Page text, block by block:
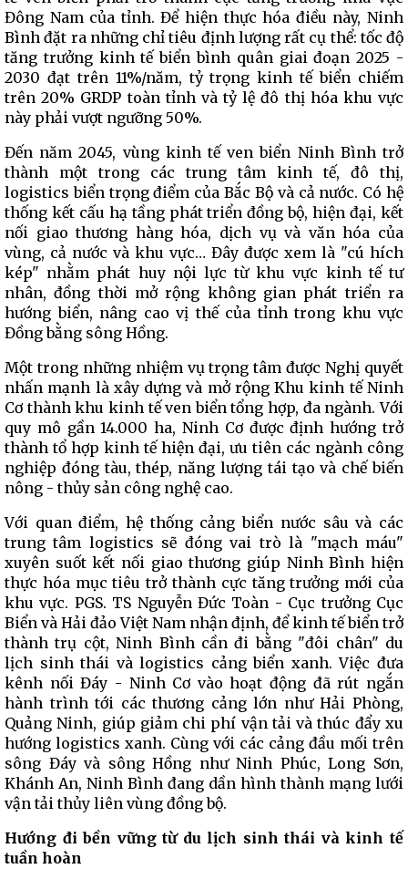
Đông Nam của tỉnh. Để hiện thực hóa điều này, Ninh
Bình đặt ra những chỉ tiêu định lượng rất cụ thể: tốc độ
tăng trưởng kinh tế biển bình quân giai đoạn 2025 -
2030 đạt trên 11%/năm, tỷ trọng kinh tế biển chiếm
trên 20% GRDP toàn tỉnh và tỷ lệ đô thị hóa khu vực
này phải vượt ngưỡng 50%.
Đến năm 2045, vùng kinh tế ven biển Ninh Bình trở
thành một trong các trung tâm kinh tế, đô thị,
logistics biển trọng điểm của Bắc Bộ và cả nước. Có hệ
thống kết cấu hạ tầng phát triển đồng bộ, hiện đại, kết
nối giao thương hàng hóa, dịch vụ và văn hóa của
vùng, cả nước và khu vực… Đây được xem là "cú hích
kép" nhằm phát huy nội lực từ khu vực kinh tế tư
nhân, đồng thời mở rộng không gian phát triển ra
hướng biển, nâng cao vị thế của tỉnh trong khu vực
Đồng bằng sông Hồng.
Một trong những nhiệm vụ trọng tâm được Nghị quyết
nhấn mạnh là xây dựng và mở rộng Khu kinh tế Ninh
Cơ thành khu kinh tế ven biển tổng hợp, đa ngành. Với
quy mô gần 14.000 ha, Ninh Cơ được định hướng trở
thành tổ hợp kinh tế hiện đại, ưu tiên các ngành công
nghiệp đóng tàu, thép, năng lượng tái tạo và chế biến
nông - thủy sản công nghệ cao.
Với quan điểm, hệ thống cảng biển nước sâu và các
trung tâm logistics sẽ đóng vai trò là "mạch máu"
xuyên suốt kết nối giao thương giúp Ninh Bình hiện
thực hóa mục tiêu trở thành cực tăng trưởng mới của
khu vực. PGS. TS Nguyễn Đức Toàn - Cục trưởng Cục
Biển và Hải đảo Việt Nam nhận định, để kinh tế biển trở
thành trụ cột, Ninh Bình cần đi bằng "đôi chân" du
lịch sinh thái và logistics cảng biển xanh. Việc đưa
kênh nối Đáy - Ninh Cơ vào hoạt động đã rút ngắn
hành trình tới các thương cảng lớn như Hải Phòng,
Quảng Ninh, giúp giảm chi phí vận tải và thúc đẩy xu
hướng logistics xanh. Cùng với các cảng đầu mối trên
sông Đáy và sông Hồng như Ninh Phúc, Long Sơn,
Khánh An, Ninh Bình đang dần hình thành mạng lưới
vận tải thủy liên vùng đồng bộ.
Hướng đi bền vững từ du lịch sinh thái và kinh tế
tuần hoàn